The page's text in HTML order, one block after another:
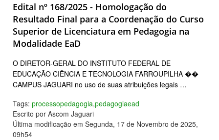
Edital nº 168/2025 - Homologação do
Resultado Final para a Coordenação do Curso
Superior de Licenciatura em Pedagogia na
Modalidade EaD
O DIRETOR-GERAL DO INSTITUTO FEDERAL DE
EDUCAÇÃO CIÊNCIA E TECNOLOGIA FARROUPILHA ��
CAMPUS JAGUARI no uso de suas atribuições legais …
Tags: processopedagogia,pedagogiaead
Escrito por Ascom Jaguari
Última modificação em Segunda, 17 de Novembro de 2025,
09h54